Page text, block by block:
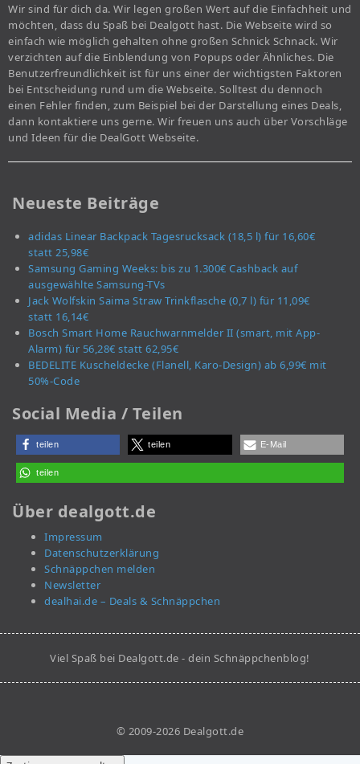
Wir sind für dich da. Wir legen großen Wert auf die Einfachheit und
möchten, dass du Spaß bei Dealgott hast. Die Webseite wird so
einfach wie möglich gehalten ohne großen Schnick Schnack. Wir
verzichten auf die Einblendung von Popups oder Ähnliches. Die
Benutzerfreundlichkeit ist für uns einer der wichtigsten Faktoren
bei Entscheidung rund um die Webseite. Solltest du dennoch
einen Fehler finden, zum Beispiel bei der Darstellung eines Deals,
dann kontaktiere uns gerne. Wir freuen uns auch über Vorschläge
und Ideen für die DealGott Webseite.
Neueste Beiträge
adidas Linear Backpack Tagesrucksack (18,5 l) für 16,60€
statt 25,98€
Samsung Gaming Weeks: bis zu 1.300€ Cashback auf
ausgewählte Samsung-TVs
Jack Wolfskin Saima Straw Trinkflasche (0,7 l) für 11,09€
statt 16,14€
Bosch Smart Home Rauchwarnmelder II (smart, mit App-
Alarm) für 56,28€ statt 62,95€
BEDELITE Kuscheldecke (Flanell, Karo-Design) ab 6,99€ mit
50%-Code
Social Media / Teilen
teilen teilen E-Mail
teilen
Über dealgott.de
Impressum
Datenschutzerklärung
Schnäppchen melden
Newsletter
dealhai.de – Deals & Schnäppchen
Viel Spaß bei Dealgott.de - dein Schnäppchenblog!
© 2009-2026 Dealgott.de